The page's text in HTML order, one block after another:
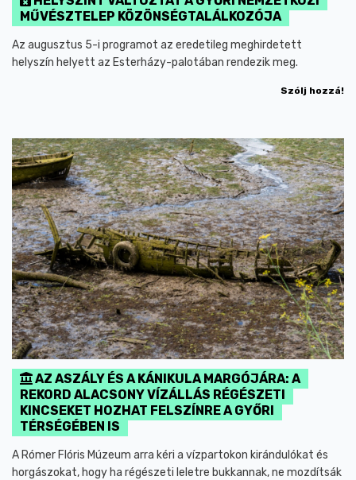
MŰVÉSZTELEP KÖZÖNSÉGTALÁLKOZÓJA
Az augusztus 5-i programot az eredetileg meghirdetett
helyszín helyett az Esterházy-palotában rendezik meg.
Szólj hozzá!
AZ ASZÁLY ÉS A KÁNIKULA MARGÓJÁRA: A
REKORD ALACSONY VÍZÁLLÁS RÉGÉSZETI
KINCSEKET HOZHAT FELSZÍNRE A GYŐRI
TÉRSÉGÉBEN IS
A Rómer Flóris Múzeum arra kéri a vízpartokon kirándulókat és
horgászokat, hogy ha régészeti leletre bukkannak, ne mozdítsák